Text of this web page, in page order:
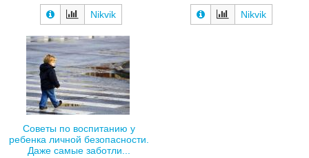
Nikvik Nikvik
Советы по воспитанию у
ребенка личной безопасности.
Даже самые заботли...